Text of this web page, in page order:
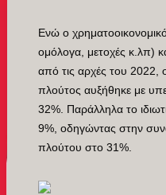
Ενώ ο
ομόλογα, μετοχές κ.λπ)
από τις αρχές του 2022,
πλούτος αυξήθηκε με
32%. Παράλληλα το
9%, οδηγώντας στην
πλούτου στο 31%.